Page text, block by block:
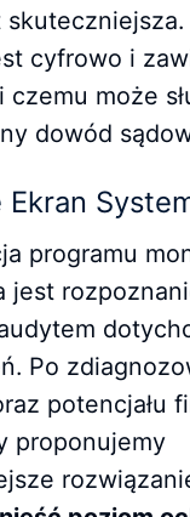
cyfrowo i
czemu może
dowód
programu
jest
Po
potencjału
proponujemy